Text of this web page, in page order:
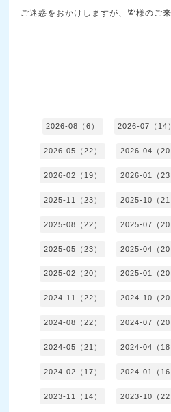
ご迷惑をおかけしますが、皆様のご
2026-08（6） 2026-07（14
2026-05（22） 2026-04（20
2026-02（19） 2026-01（23
2025-11（23） 2025-10（21
2025-08（22） 2025-07（20
2025-05（23） 2025-04（20
2025-02（20） 2025-01（20
2024-11（22） 2024-10（20
2024-08（22） 2024-07（20
2024-05（21） 2024-04（18
2024-02（17） 2024-01（16
2023-11（14） 2023-10（22